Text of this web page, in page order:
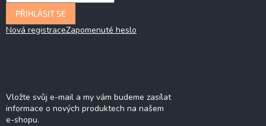
PŘIHLÁSIT SE
Nová registraceZapomenuté heslo
Vložte svůj e-mail a my vám budeme zasílat
informace o nových produktech na našem
e-shopu.